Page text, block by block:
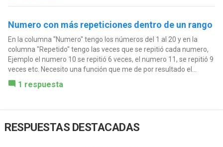
Numero con más repeticiones dentro de un rango
En la columna "Numero" tengo los números del 1 al 20 y en la
columna "Repetido" tengo las veces que se repitió cada numero,
Ejemplo el numero 10 se repitió 6 veces, el numero 11, se repitió 9
veces etc. Necesito una función que me de por resultado el...
1 respuesta
RESPUESTAS DESTACADAS